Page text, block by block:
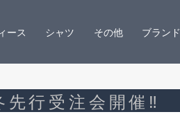
ース シャツ その他 ブランド
先行受注会開催‼